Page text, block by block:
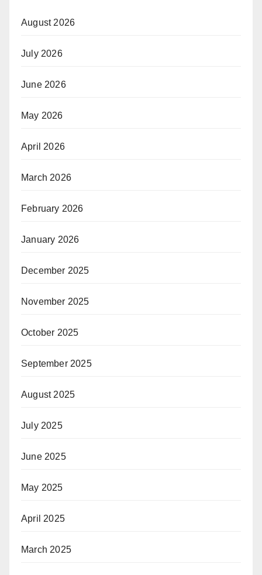
August 2026
July 2026
June 2026
May 2026
April 2026
March 2026
February 2026
January 2026
December 2025
November 2025
October 2025
September 2025
August 2025
July 2025
June 2025
May 2025
April 2025
March 2025